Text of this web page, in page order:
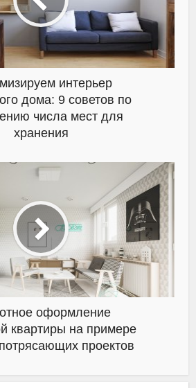
интерьер
дома: 9 советов по
числа мест для
хранения
оформление
квартиры на примере
проектов